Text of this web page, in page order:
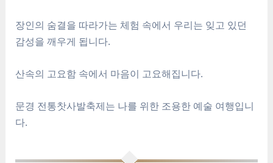
장인의 숨결을 따라가는 체험 속에서 우리는 잊고 있던
감성을 깨우게 됩니다.
산속의 고요함 속에서 마음이 고요해집니다.
문경 전통찻사발축제는 나를 위한 조용한 예술 여행입니
다.